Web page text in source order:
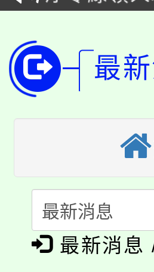
公告本校
代理(課)教
「2026金
車」活動
桃園市115
代理(課)
公告本校
轉知中國
《TA101
程，歡迎
轉知苗栗
縣市「校
門員」簡
115年食農
程
學期銜接
最
最新消息